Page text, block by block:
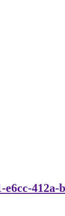
e6cc-412a-